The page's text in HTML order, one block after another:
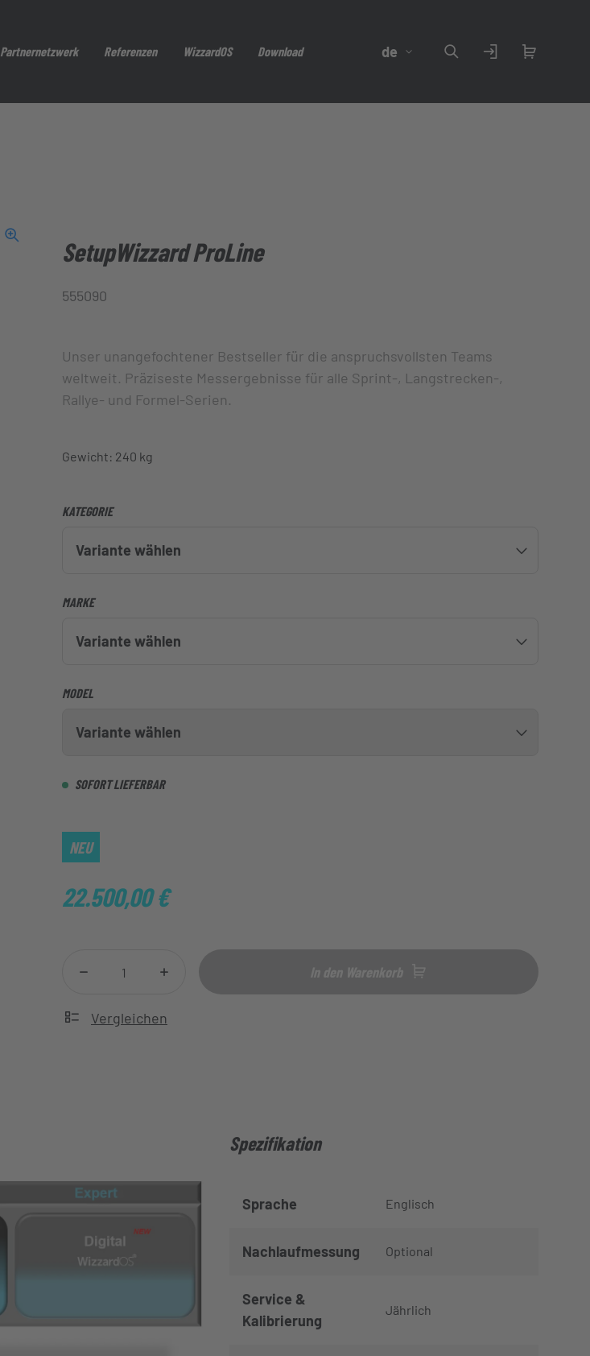
Partnernetzwerk Referenzen WizzardOS Download de
SetupWizzard ProLine
555090
Unser unangefochtener Bestseller für die anspruchsvollsten Teams
weltweit. Präziseste Messergebnisse für alle Sprint-, Langstrecken-,
Rallye- und Formel-Serien.
Gewicht: 240 kg
KATEGORIE
Variante wählen
MARKE
Variante wählen
MODEL
Variante wählen
SOFORT LIEFERBAR
NEU
22.500,00€
In den Warenkorb
Vergleichen
Spezifikation
Sprache Englisch
Nachlaufmessung Optional
Service &
Kalibrierung
Jährlich